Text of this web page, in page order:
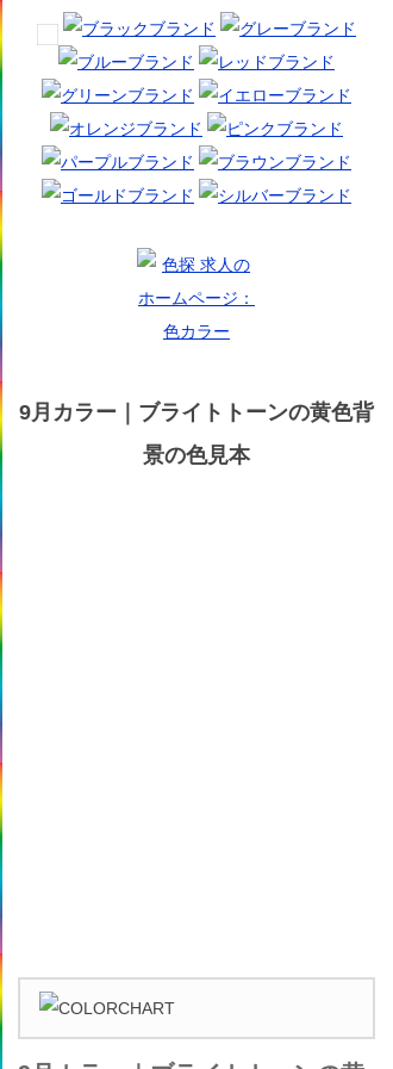
9月カラー｜ブライトトーンの黄色背
景の色見本